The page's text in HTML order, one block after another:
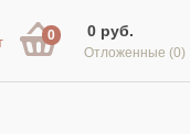
0 0 руб.
Отложенные (0)